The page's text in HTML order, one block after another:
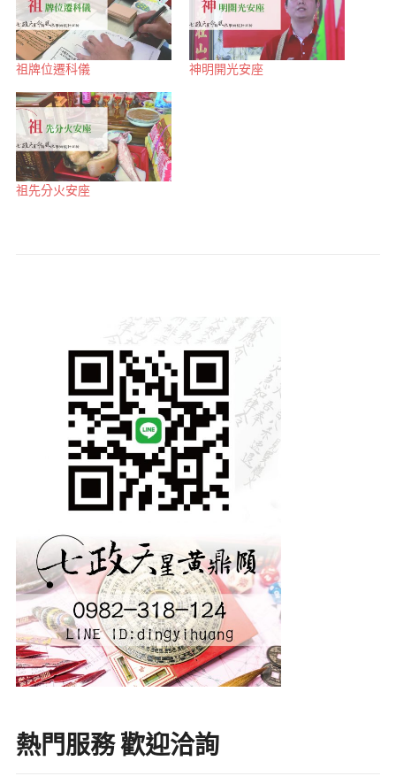
祖牌位遷科儀 神明開光安座
祖先分火安座
熱門服務 歡迎洽詢